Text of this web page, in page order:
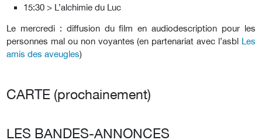
15:30 > L’alchimie du Luc
Le mercredi : diffusion du film en audiodescription pour les
personnes mal ou non voyantes (en partenariat avec l’asbl Les
amis des aveugles)
CARTE (prochainement)
LES BANDES-ANNONCES